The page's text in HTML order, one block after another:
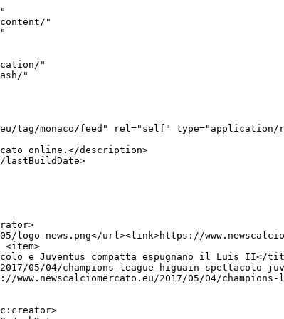
h2>
<p>Domani 22 febbraio 2017 scenderanno in campo due squadre molto interessanti